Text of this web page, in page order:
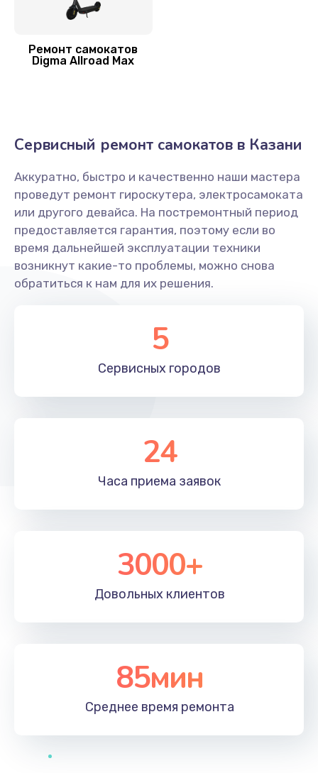
400 руб.
Ремонт самокатов
Digma Allroad Max
Сервисный ремонт самокатов в Казани
Аккуратно, быстро и качественно наши мастера
проведут ремонт гироскутера, электросамоката
или другого девайса. На постремонтный период
предоставляется гарантия, поэтому если во
время дальнейшей эксплуатации техники
возникнут какие-то проблемы, можно снова
обратиться к нам для их решения.
5
Сервисных городов
24
Часа приема заявок
3000+
Довольных клиентов
85мин
Среднее время ремонта